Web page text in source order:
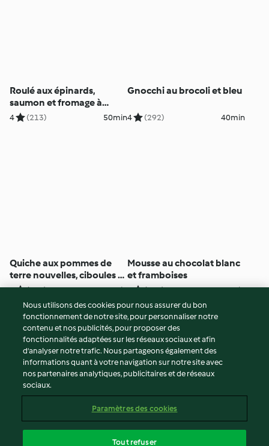
Roulé aux épinards,
saumon et fromage à
tartiner
4 (213) 50min
Gnocchi au brocoli et bleu
4 (292) 40min
Quiche aux pommes de
terre nouvelles, ciboules et
cheddar
4 (193) 55min
Mousse au chocolat blanc
et framboises
2 (196) 1h 35min
© Copyright 2026
Conditions d'utilisation
Politique de confidentialité
Non-responsabilité
Mentions légales
Contenu du rapport
Nous utilisons des cookies pour nous assurer du bon
fonctionnement de notre site, pour personnaliser notre
contenu et nos publicités, pour proposer des
fonctionnalités adaptées sur les réseaux sociaux et afin
d’analyser notre trafic. Nous partageons également des
informations quant à votre navigation sur notre site avec
nos partenaires analytiques, publicitaires et de réseaux
sociaux.
Paramètres des cookies
Tout refuser